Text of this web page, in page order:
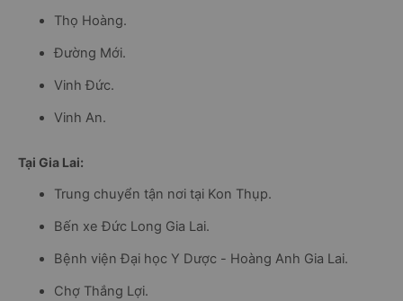
Thọ Hoàng.
Đường Mới.
Vinh Đức.
Vinh An.
Tại Gia Lai:
Trung chuyển tận nơi tại Kon Thụp.
Bến xe Đức Long Gia Lai.
Bệnh viện Đại học Y Dược - Hoàng Anh Gia Lai.
Chợ Thắng Lợi.